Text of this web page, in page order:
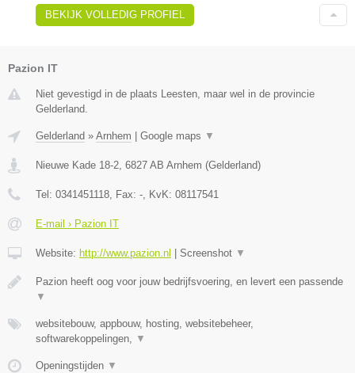
BEKIJK VOLLEDIG PROFIEL
Pazion IT
Niet gevestigd in de plaats Leesten, maar wel in de provincie
Gelderland.
Gelderland » Arnhem Google maps ▼
Nieuwe Kade 18-2, 6827 AB Arnhem (Gelderland)
Tel: 0341451118, Fax: -, KvK: 08117541
E-mail › Pazion IT
Website: http://www.pazion.nl Screenshot ▼
Pazion heeft oog voor jouw bedrijfsvoering, en levert een passende
▼
websitebouw, appbouw, hosting, websitebeheer,
softwarekoppelingen, ▼
Openingstijden ▼